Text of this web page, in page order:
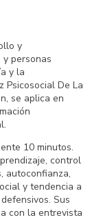
y
personas
y la
Psicosocial De La
se aplica en
10 minutos.
control
autoconfianza,
y tendencia a
Sus
con la entrevista